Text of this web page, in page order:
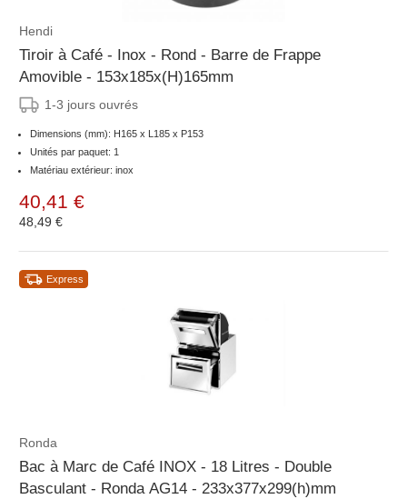
Hendi
Tiroir à Café - Inox - Rond - Barre de Frappe
Amovible - 153x185x(H)165mm
1-3 jours ouvrés
Dimensions (mm): H165 x L185 x P153
Unités par paquet: 1
Matériau extérieur: inox
40,41 €
48,49 €
Express
Ronda
Bac à Marc de Café INOX - 18 Litres - Double
Basculant - Ronda AG14 - 233x377x299(h)mm